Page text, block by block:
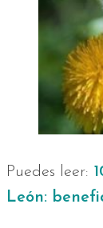
Puedes leer:
León: